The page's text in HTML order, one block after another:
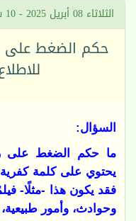
الثلاثاء 08 أبريل 2025 - 10 شوال 1446هـ
حكم الضغط على
السؤال:
ما حكم الضغط على
يحتوي على كلمة
فقد يكون هذا -مثلًا-
وحوادث، وأمور